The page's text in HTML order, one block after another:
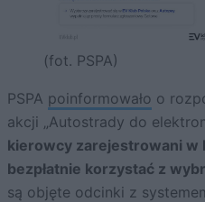
(fot. PSPA)
PSPA poinformowało o
akcji „Autostrady do
kierowcy zarejestrowani w
bezpłatnie korzystać z
są objęte odcinki z